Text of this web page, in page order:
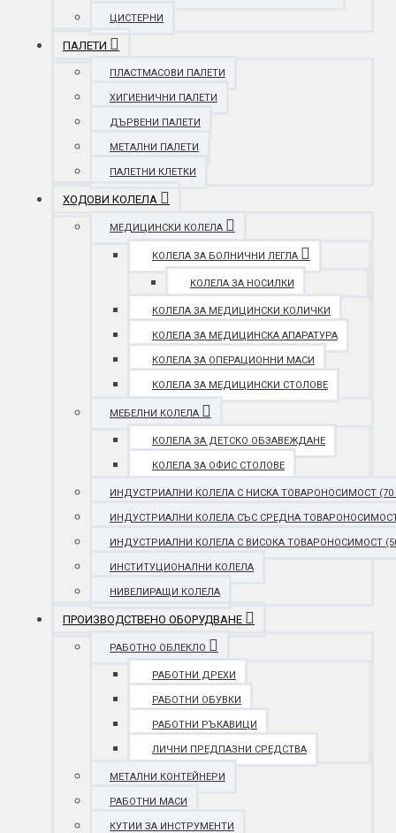
ЦИСТЕРНИ
ПАЛЕТИ
ПЛАСТМАСОВИ ПАЛЕТИ
ХИГИЕНИЧНИ ПАЛЕТИ
ДЪРВЕНИ ПАЛЕТИ
МЕТАЛНИ ПАЛЕТИ
ПАЛЕТНИ КЛЕТКИ
ХОДОВИ КОЛЕЛА
МЕДИЦИНСКИ КОЛЕЛА
КОЛЕЛА ЗА БОЛНИЧНИ ЛЕГЛА
КОЛЕЛА ЗА НОСИЛКИ
КОЛЕЛА ЗА МЕДИЦИНСКИ КОЛИЧКИ
КОЛЕЛА ЗА МЕДИЦИНСКА АПАРАТУРА
КОЛЕЛА ЗА ОПЕРАЦИОННИ МАСИ
КОЛЕЛА ЗА МЕДИЦИНСКИ СТОЛОВЕ
МЕБЕЛНИ КОЛЕЛА
КОЛЕЛА ЗА ДЕТСКО ОБЗАВЕЖДАНЕ
КОЛЕЛА ЗА ОФИС СТОЛОВЕ
ИНДУСТРИАЛНИ КОЛЕЛА С НИСКА ТОВАРОНОСИМОСТ (70 -
ИНДУСТРИАЛНИ КОЛЕЛА СЪС СРЕДНА ТОВАРОНОСИМОСТ
ИНДУСТРИАЛНИ КОЛЕЛА С ВИСОКА ТОВАРОНОСИМОСТ
ИНСТИТУЦИОНАЛНИ КОЛЕЛА
НИВЕЛИРАЩИ КОЛЕЛА
ПРОИЗВОДСТВЕНО ОБОРУДВАНЕ
РАБОТНО ОБЛЕКЛО
РАБОТНИ ДРЕХИ
РАБОТНИ ОБУВКИ
РАБОТНИ РЪКАВИЦИ
ЛИЧНИ ПРЕДПАЗНИ СРЕДСТВА
МЕТАЛНИ КОНТЕЙНЕРИ
РАБОТНИ МАСИ
КУТИИ ЗА ИНСТРУМЕНТИ